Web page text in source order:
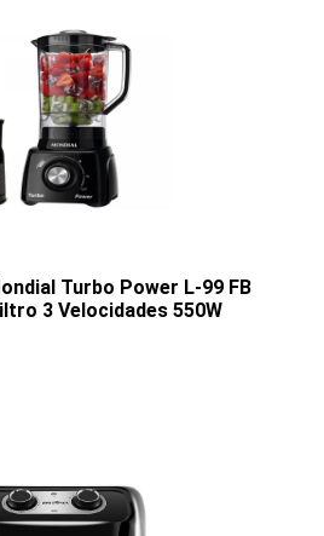
Turbo Power L-99 FB
3 Velocidades 550W